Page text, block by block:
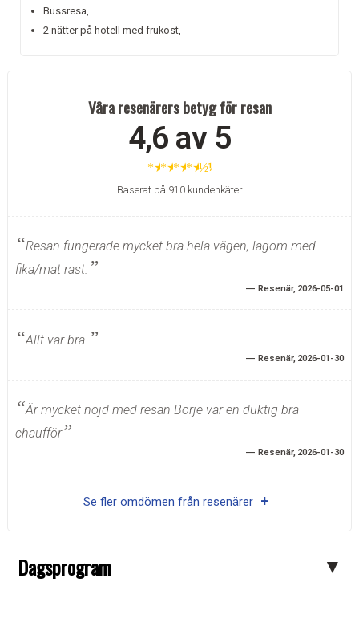
Bussresa,
2 nätter på hotell med frukost,
Våra resenärers betyg för resan
4,6 av 5
★★★★ ½
Baserat på 910 kundenkäter
Resan fungerade mycket bra hela vägen, lagom med
fika/mat rast.
Resenär 2026-05-01
Allt var bra.
Resenär 2026-01-30
Är mycket nöjd med resan Börje var en duktig bra
chaufför
Resenär 2026-01-30
Se fler omdömen från resenärer
Dagsprogram